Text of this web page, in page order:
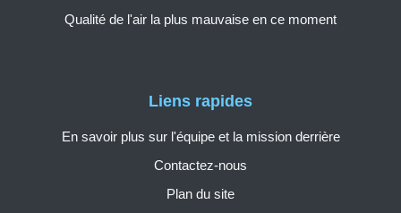
Liens rapides
En savoir plus sur l'équipe et la mission derrière
Contactez-nous
Plan du site
Qualité de l'air la plus mauvaise en ce moment